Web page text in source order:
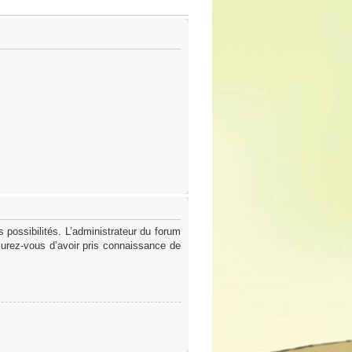
L’administrateur du forum
vous d’avoir pris connaissance de